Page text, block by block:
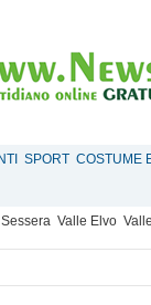
SPORT COSTUME
Valle Elvo